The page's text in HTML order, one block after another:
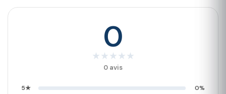
0
★ ★ ★ ★ ★
0 avis
5★
0%